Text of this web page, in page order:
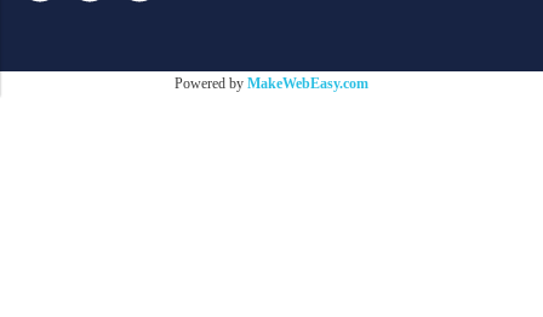
Powered by MakeWebEasy.com